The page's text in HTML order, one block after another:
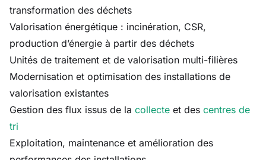
transformation des déchets
Valorisation énergétique : incinération, CSR,
production d’énergie à partir des déchets
Unités de traitement et de valorisation multi-filières
Modernisation et optimisation des installations de
valorisation existantes
Gestion des flux issus de la collecte et des centres de
tri
Exploitation, maintenance et amélioration des